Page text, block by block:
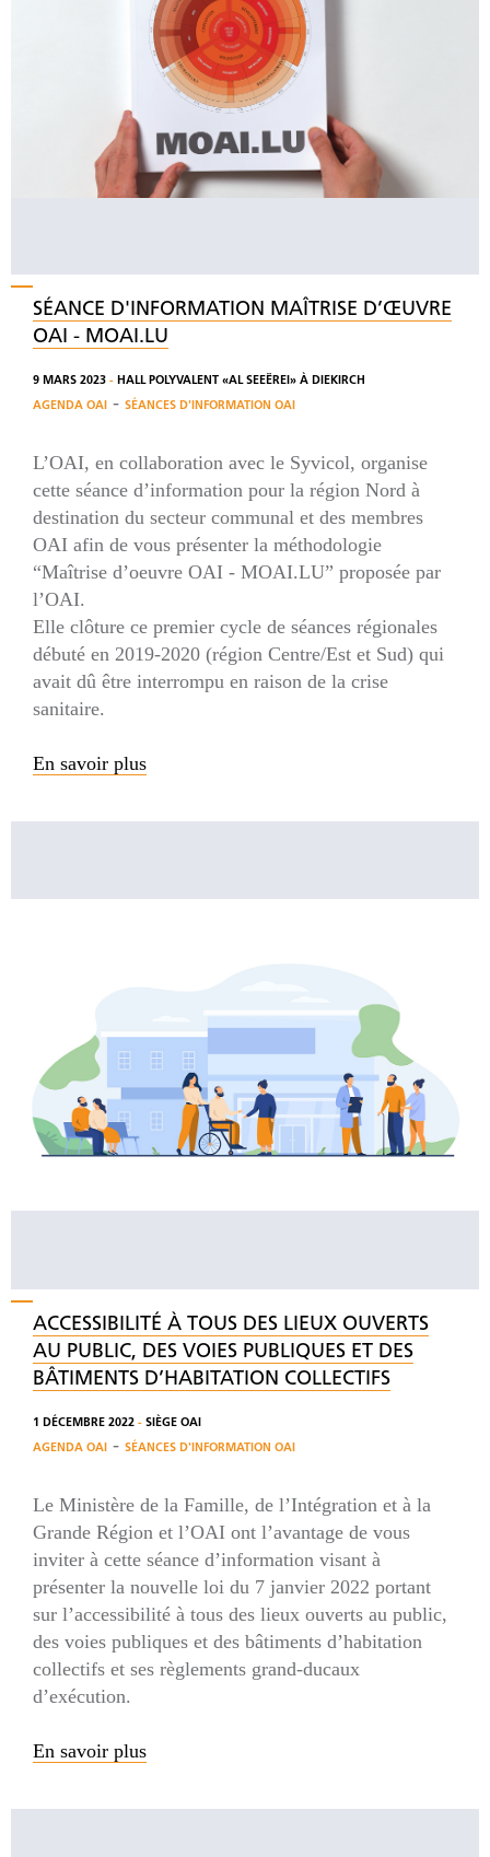
SÉANCE D'INFORMATION MAÎTRISE D’ŒUVRE
OAI - MOAI.LU
9 MARS 2023 - HALL POLYVALENT «AL SEEËREI» À DIEKIRCH
AGENDA OAI - SÉANCES D'INFORMATION OAI
L’OAI, en collaboration avec le Syvicol, organise
cette séance d’information pour la région Nord à
destination du secteur communal et des membres
OAI afin de vous présenter la méthodologie
“Maîtrise d’oeuvre OAI - MOAI.LU” proposée par
l’OAI.
Elle clôture ce premier cycle de séances régionales
débuté en 2019-2020 (région Centre/Est et Sud) qui
avait dû être interrompu en raison de la crise
sanitaire.
En savoir plus
ACCESSIBILITÉ À TOUS DES LIEUX OUVERTS
AU PUBLIC, DES VOIES PUBLIQUES ET DES
BÂTIMENTS D’HABITATION COLLECTIFS
1 DÉCEMBRE 2022 - SIÈGE OAI
AGENDA OAI - SÉANCES D'INFORMATION OAI
Le Ministère de la Famille, de l’Intégration et à la
Grande Région et l’OAI ont l’avantage de vous
inviter à cette séance d’information visant à
présenter la nouvelle loi du 7 janvier 2022 portant
sur l’accessibilité à tous des lieux ouverts au public,
des voies publiques et des bâtiments d’habitation
collectifs et ses règlements grand-ducaux
d’exécution.
En savoir plus